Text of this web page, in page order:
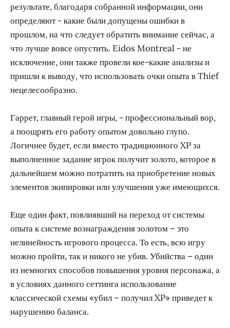
результате, благодаря собранной информации, они
определяют - какие были допущены ошибки в
прошлом, на что следует обратить внимание сейчас, а
что лучше вовсе опустить. Eidos Montreal - не
исключение, они также провели кое-какие анализы и
пришли к выводу, что использовать очки опыта в Thief
нецелесообразно.
Гаррет, главный герой игры, - профессиональный вор,
а поощрять его работу опытом довольно глупо.
Логичнее будет, если вместо традиционного XP за
выполненное задание игрок получит золото, которое в
дальнейшем можно потратить на приобретение новых
элементов экипировки или улучшения уже имеющихся.
Еще один факт, повлиявший на переход от системы
опыта к системе вознаграждения золотом – это
нелинейность игрового процесса. То есть, всю игру
можно пройти, так и никого не убив. Убийства – один
из немногих способов повышения уровня персонажа, а
в условиях данного сеттинга использование
классической схемы «убил – получил XP» приведет к
нарушению баланса.